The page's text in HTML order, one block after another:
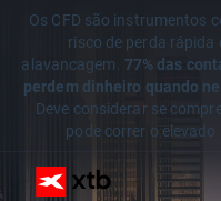
Os CFD são instrumentos
risco de perda rápida
alavancagem. 77% das
perdem dinheiro quando
Deve considerar se
pode correr o